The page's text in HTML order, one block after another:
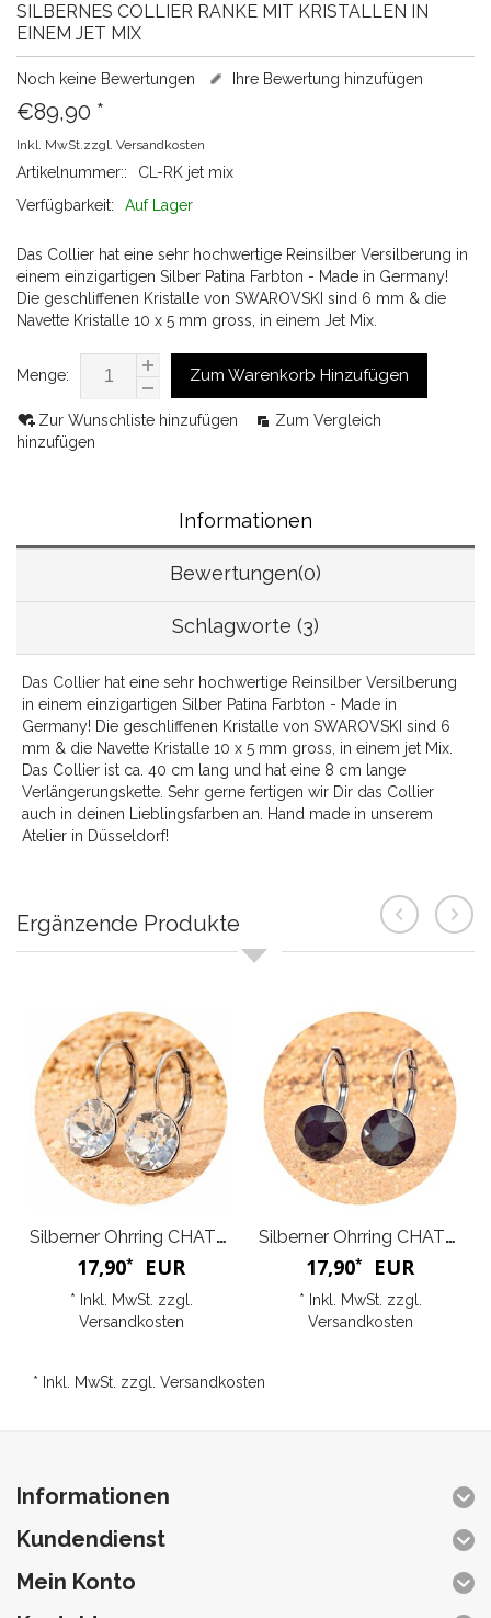
SILBERNES COLLIER RANKE MIT KRISTALLEN IN
EINEM JET MIX
Noch keine Bewertungen Ihre Bewertung hinzufügen
€89,90 *
Inkl. MwSt.zzgl. Versandkosten
Artikelnummer::
CL-RK jet mix
Verfügbarkeit:
Auf Lager
Das Collier hat eine sehr hochwertige Reinsilber Versilberung in
einem einzigartigen Silber Patina Farbton - Made in Germany!
Die geschliffenen Kristalle von SWAROVSKI sind 6 mm & die
Navette Kristalle 10 x 5 mm gross, in einem Jet Mix.
Menge: Zum Warenkorb Hinzufügen
Zur Wunschliste hinzufügen
Zum Vergleich
hinzufügen
Informationen
Bewertungen(0)
Schlagworte (3)
Das Collier hat eine sehr hochwertige Reinsilber Versilberung
in einem einzigartigen Silber Patina Farbton - Made in
Germany! Die geschliffenen Kristalle von SWAROVSKI sind 6
mm & die Navette Kristalle 10 x 5 mm gross, in einem jet Mix.
Das Collier ist ca. 40 cm lang und hat eine 8 cm lange
Verlängerungskette. Sehr gerne fertigen wir Dir das Collier
auch in deinen Lieblingsfarben an. Hand made in unserem
Atelier in Düsseldorf!
Ergänzende Produkte
Silberner Ohrring CHATON
17,90* EUR
* Inkl. MwSt. zzgl.
Versandkosten
Silberner Ohrring CHATON
17,90* EUR
* Inkl. MwSt. zzgl.
Versandkosten
* Inkl. MwSt. zzgl. Versandkosten
Informationen
Kundendienst
Mein Konto